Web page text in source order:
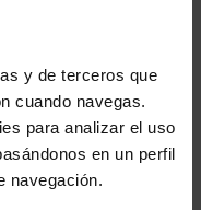
y de terceros que
cuando navegas.
para analizar el uso
en un perfil
navegación.